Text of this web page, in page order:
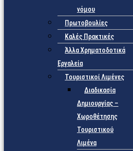
νόμου
Πρωτοβουλίες
Καλές Πρακτικές
Άλλα Χρηματοδοτικά
Εργαλεία
Τουριστικοί Λιμένες
Διαδικασία
Δημιουργίας –
Χωροθέτησης
Τουριστικού
Λιμένα